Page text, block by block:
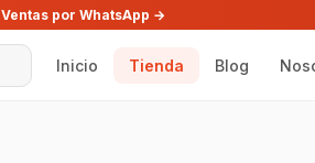
Ventas por WhatsApp →
Inicio Tienda Blog